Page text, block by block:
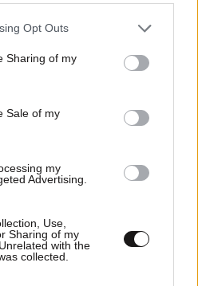
app uses one or more Google
behaviour. You may click to
and its third-party tags to
purposes in below Google
Opt Outs
Sharing of my
Sale of my
my
Advertising.
Use,
Sharing of my
with the
collected.